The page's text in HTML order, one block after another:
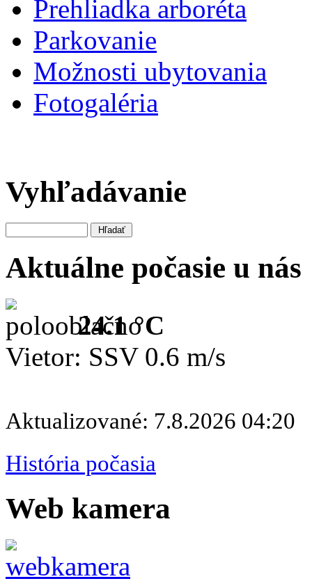
Prehliadka arboréta
Parkovanie
Možnosti ubytovania
Fotogaléria
Vyhľadávanie
Aktuálne počasie u nás
24.1 °C
Vietor: SSV 0.6 m/s
Aktualizované: 7.8.2026 04:20
História počasia
Web kamera